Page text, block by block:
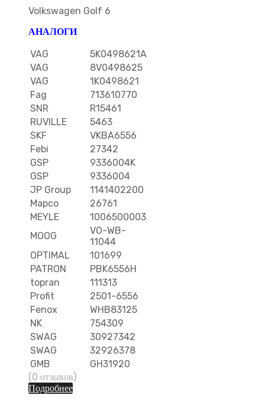
Volkswagen Golf 6
АНАЛОГИ
VAG
5K0498621A
VAG
8V0498625
VAG
1K0498621
Fag
713610770
SNR
R15461
RUVILLE
5463
SKF
VKBA6556
Febi
27342
GSP
9336004K
GSP
9336004
JP Group
1141402200
Mapco
26761
MEYLE
1006500003
MOOG
VO-WB-
11044
OPTIMAL
101699
PATRON
PBK6556H
topran
111313
Profit
2501-6556
Fenox
WHB83125
NK
754309
SWAG
30927342
SWAG
32926378
GMB
GH31920
(0 отзывов)
Подробнее